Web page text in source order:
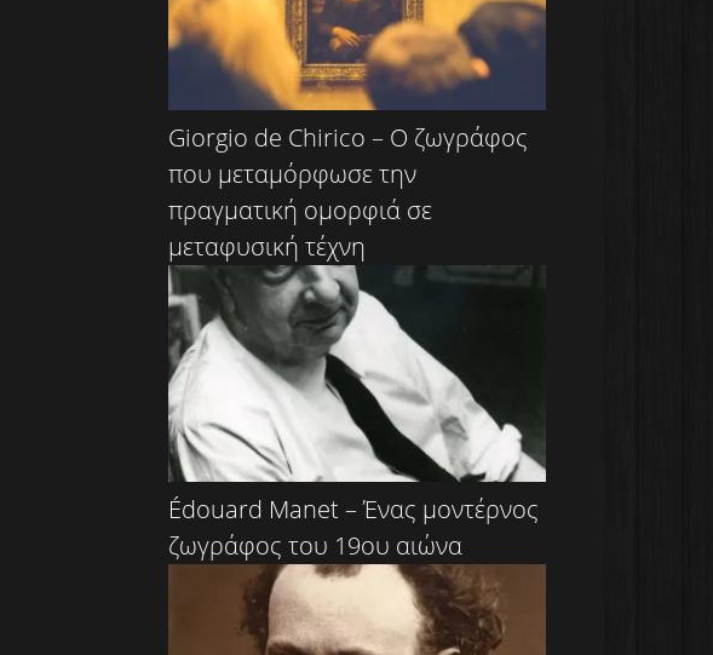
Giorgio de Chirico – Ο ζωγράφος
που μεταμόρφωσε την
πραγματική ομορφιά σε
μεταφυσική τέχνη
Édouard Manet – Ένας μοντέρνος
ζωγράφος του 19ου αιώνα